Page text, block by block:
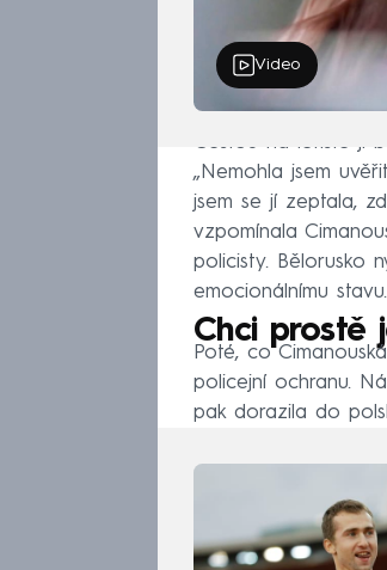
Video
Cestou na letiště jí
„Nemohla jsem
jsem se jí zeptala,
vzpomínala
policisty. Bělorusko
emocionálnímu
Chci prostě
Poté, co
policejní ochranu.
pak dorazila do